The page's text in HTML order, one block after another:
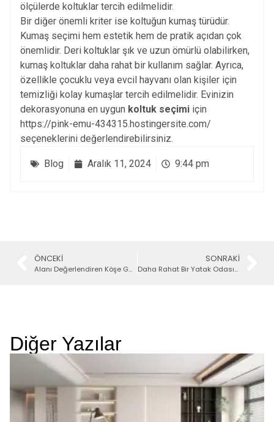
ölçülerde koltuklar tercih edilmelidir.
Bir diğer önemli kriter ise koltuğun kumaş türüdür.
Kumaş seçimi hem estetik hem de pratik açıdan çok
önemlidir. Deri koltuklar şık ve uzun ömürlü olabilirken,
kumaş koltuklar daha rahat bir kullanım sağlar. Ayrıca,
özellikle çocuklu veya evcil hayvanı olan kişiler için
temizliği kolay kumaşlar tercih edilmelidir. Evinizin
dekorasyonuna en uygun koltuk seçimi için
https://pink-emu-434315.hostingersite.com/
seçeneklerini değerlendirebilirsiniz.
Blog Aralık 11, 2024 9:44 pm
ÖNCEKI
Alanı Değerlendiren Köşe Gardırop Modelleri
SONRAKI
Daha Rahat Bir Yatak Odası İçin 3 Öneri
Diğer Yazılar